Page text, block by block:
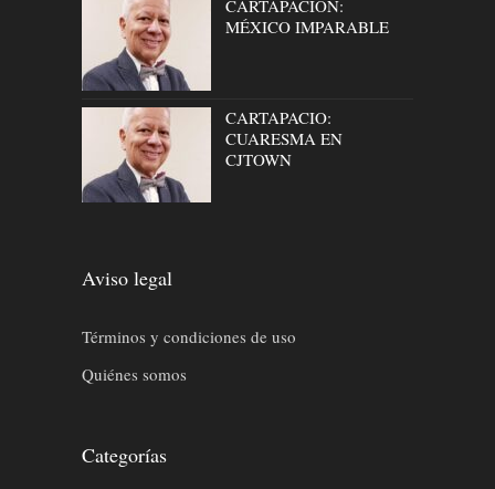
CARTAPACION:
MÉXICO IMPARABLE
CARTAPACIO:
CUARESMA EN
CJTOWN
Aviso legal
Términos y condiciones de uso
Quiénes somos
Categorías